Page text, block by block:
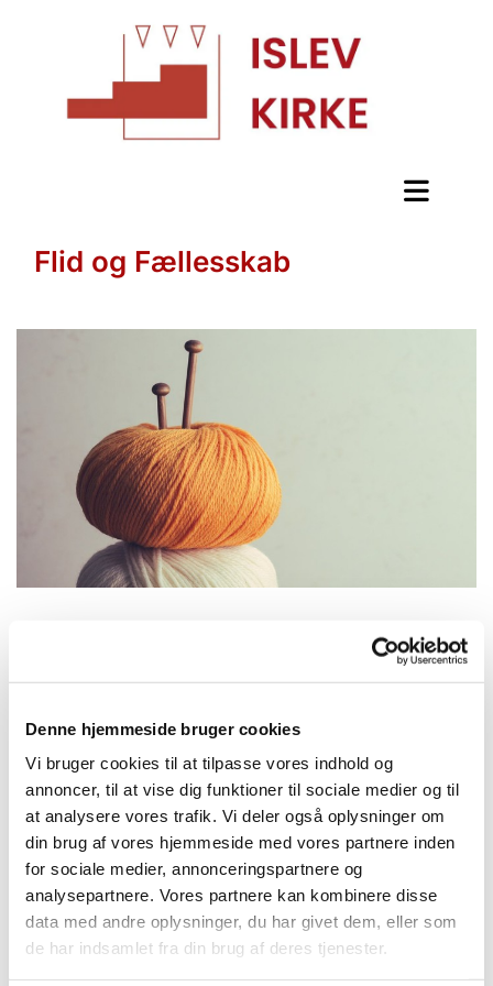
Denne hjemmeside bruger cookies
Vi bruger cookies til at tilpasse vores indhold og
annoncer, til at vise dig funktioner til sociale medier og til
at analysere vores trafik. Vi deler også oplysninger om
din brug af vores hjemmeside med vores partnere inden
for sociale medier, annonceringspartnere og
analysepartnere. Vores partnere kan kombinere disse
data med andre oplysninger, du har givet dem, eller som
de har indsamlet fra din brug af deres tjenester.
Flid og Fællesskab
Islev Kirke, Slotsherrensvej 321,
2610 Rødovre
Hvis du er interesseret i at mødes med andre –
unge som ældre - der elsker forskellige former for
håndarbejde, så kig indenfor i Flid & Fællesskab i